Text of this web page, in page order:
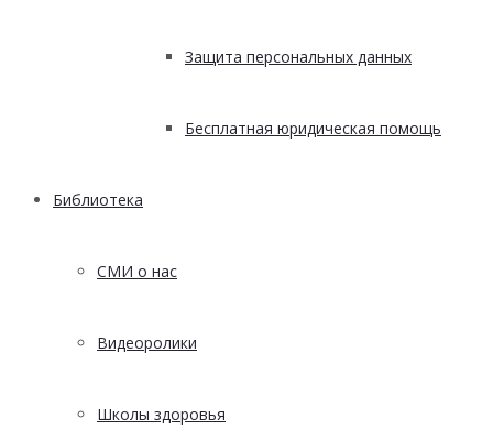
Защита персональных данных
Бесплатная юридическая помощь
Библиотека
СМИ о нас
Видеоролики
Школы здоровья